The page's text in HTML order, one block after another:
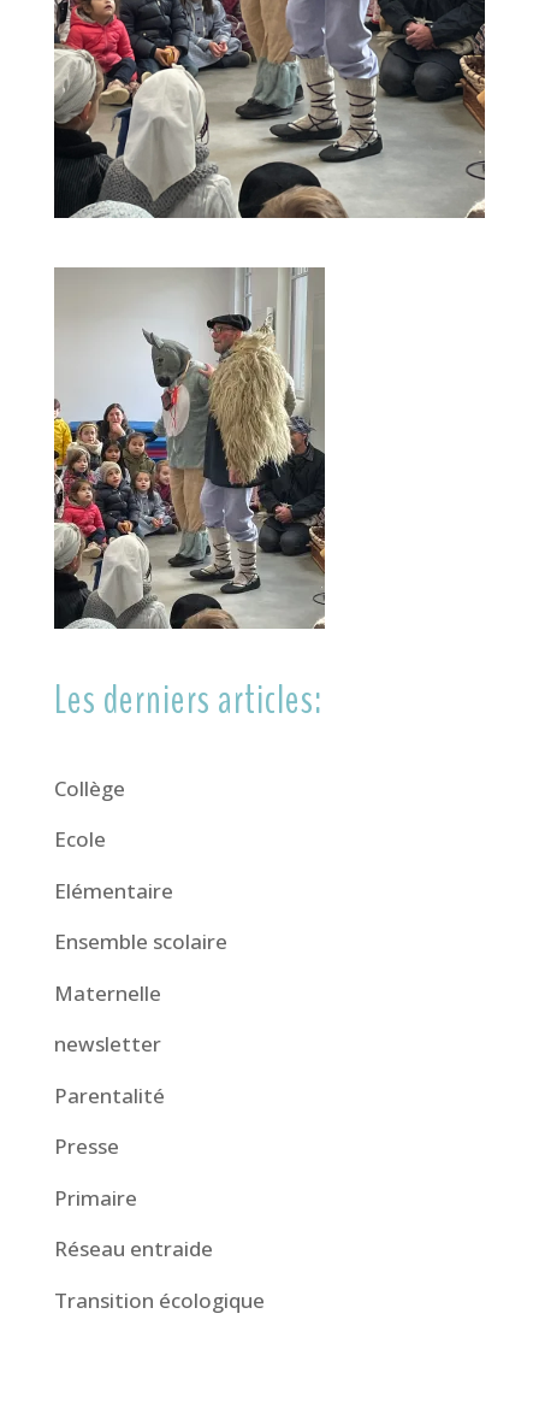
Les derniers articles:
Collège
Ecole
Elémentaire
Ensemble scolaire
Maternelle
newsletter
Parentalité
Presse
Primaire
Réseau entraide
Transition écologique